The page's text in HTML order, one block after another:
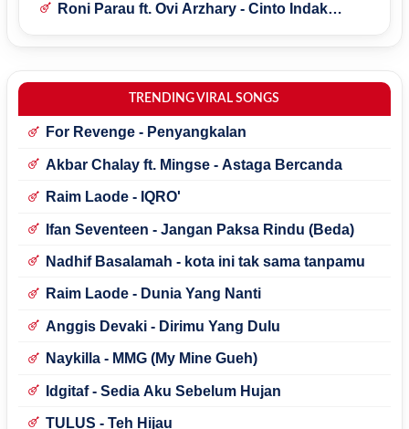
Roni Parau ft. Ovi Arzhary - Cinto Indak
TRENDING VIRAL SONGS
For Revenge - Penyangkalan
Akbar Chalay ft. Mingse - Astaga Bercanda
Raim Laode - IQRO'
Ifan Seventeen - Jangan Paksa Rindu (Beda)
Nadhif Basalamah - kota ini tak sama tanpamu
Raim Laode - Dunia Yang Nanti
Anggis Devaki - Dirimu Yang Dulu
Naykilla - MMG (My Mine Gueh)
Idgitaf - Sedia Aku Sebelum Hujan
TULUS - Teh Hijau